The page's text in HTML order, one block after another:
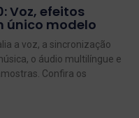
Voz, efeitos
único modelo
a voz, a sincronização
o áudio multilíngue e
Confira os